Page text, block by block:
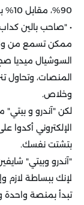
90%، مقابل 10% بس للدعاية عن منتجك.
• "صاحب بالين
ممكن تسمع من
السوشيال ميديا
المنصات، وتحاول
وخلاص.
لكن "آندرو و
الإلكتروني أكدوا
بتشتت نفسك.
لإنك ببساطة لازم